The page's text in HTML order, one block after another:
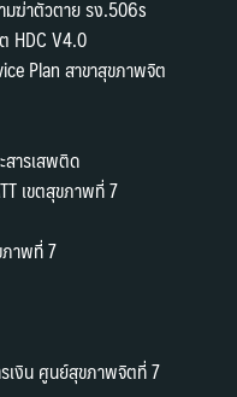
ฆ่าตัวตาย รง.506s
HDC V4.0
Plan สาขาสุขภาพจิต
ารเสพติด
เขตสุขภาพที่ 7
ภาพที่ 7
เงิน ศูนย์สุขภาพจิตที่ 7